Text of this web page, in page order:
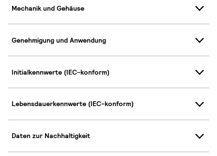
Mechanik und Gehäuse
Genehmigung und Anwendung
Initialkennwerte (IEC-konform)
Lebensdauerkennwerte (IEC-konform)
Daten zur Nachhaltigkeit